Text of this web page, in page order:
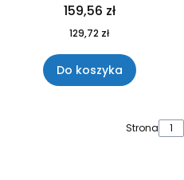
159,56 zł
129,72 zł
Do koszyka
Strona